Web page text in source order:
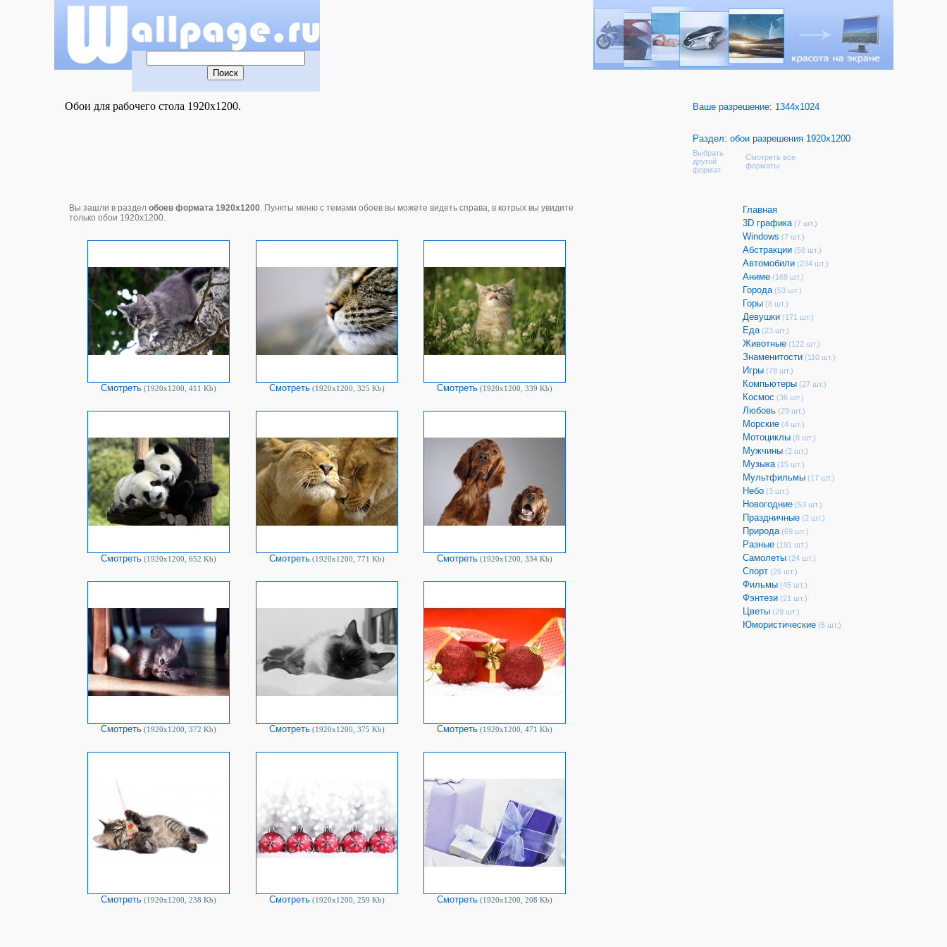
Обои для рабочего стола 1920x1200. Ваше разрешение: 1344x1024
Раздел: обои разрешения 1920x1200
Выбрать
другой
формат
Смотреть все
форматы
Вы зашли в раздел обоев формата 1920x1200. Пункты меню с темами обоев вы можете видеть справа, в котрых вы увидите
только обои 1920x1200.
Смотреть (1920х1200, 411 Kb) Смотреть(1920х1200, 325 Kb) Смотреть (1920х1200, 339 Kb)
Смотреть (1920х1200, 652 Kb) Смотреть(1920х1200, 771 Kb) Смотреть (1920х1200, 334 Kb)
Смотреть (1920х1200, 372 Kb) Смотреть(1920х1200, 375 Kb) Смотреть (1920х1200, 471 Kb)
Смотреть (1920х1200, 238 Kb) Смотреть(1920х1200, 259 Kb) Смотреть (1920х1200, 208 Kb)
Главная
3D графика(7 шт.)
Windows (7 шт.)
Абстракции(58 шт.)
Автомобили(234 шт.)
Аниме(169 шт.)
Города(53 шт.)
Горы(8 шт.)
Девушки(171 шт.)
Еда(23 шт.)
Животные(122 шт.)
Знаменитости(110 шт.)
Игры(78 шт.)
Компьютеры(27 шт.)
Космос (36 шт.)
Любовь(29 шт.)
Морские(4 шт.)
Мотоциклы(8 шт.)
Мужчины(2 шт.)
Музыка(15 шт.)
Мультфильмы(17 шт.)
Небо(3 шт.)
Новогодние(53 шт.)
Праздничные(2 шт.)
Природа(69 шт.)
Разные(191 шт.)
Самолеты(24 шт.)
Спорт(26 шт.)
Фильмы(45 шт.)
Фэнтези(21 шт.)
Цветы(29 шт.)
Юмористические(6 шт.)